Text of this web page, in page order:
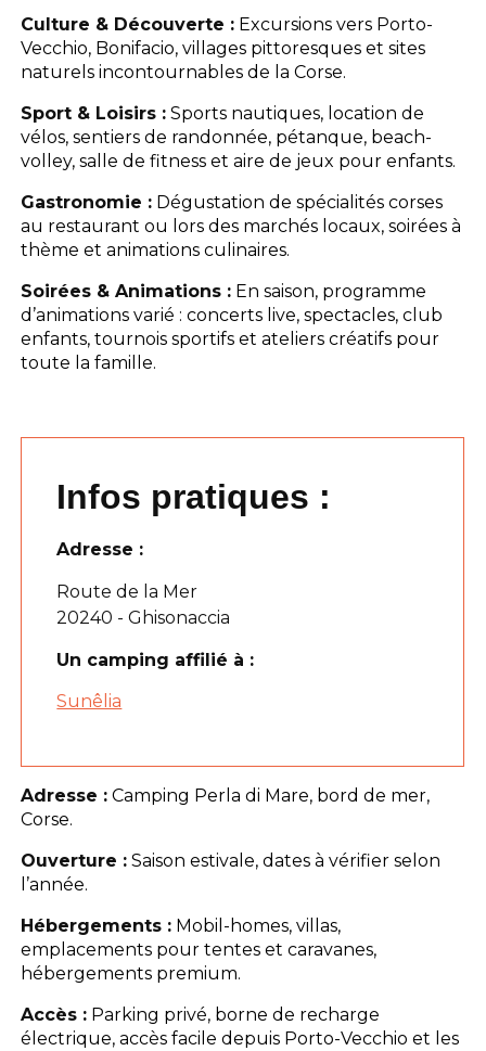
Culture & Découverte : Excursions vers Porto-
Vecchio, Bonifacio, villages pittoresques et sites
naturels incontournables de la Corse.
Sport & Loisirs : Sports nautiques, location de
vélos, sentiers de randonnée, pétanque, beach-
volley, salle de fitness et aire de jeux pour enfants.
Gastronomie : Dégustation de spécialités corses
au restaurant ou lors des marchés locaux, soirées à
thème et animations culinaires.
Soirées & Animations : En saison, programme
d’animations varié : concerts live, spectacles, club
enfants, tournois sportifs et ateliers créatifs pour
toute la famille.
Infos pratiques :
Adresse :
Route de la Mer
20240 - Ghisonaccia
Un camping affilié à :
Sunêlia
Adresse : Camping Perla di Mare, bord de mer,
Corse.
Ouverture : Saison estivale, dates à vérifier selon
l’année.
Hébergements : Mobil-homes, villas,
emplacements pour tentes et caravanes,
hébergements premium.
Accès : Parking privé, borne de recharge
électrique, accès facile depuis Porto-Vecchio et les